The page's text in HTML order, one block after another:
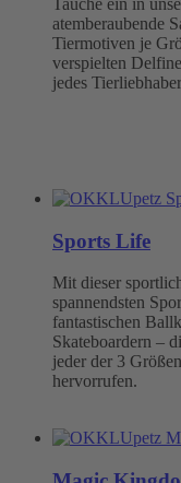
Tauche ein in
atemberaubende
Tiermotiven je
verspielten
jedes
Sports Life
Mit dieser
spannendsten
fantastischen
Skateboardern –
jeder der 3
hervorrufen.